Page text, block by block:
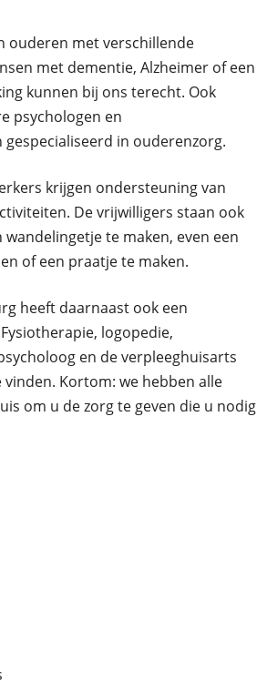
ouderen met verschillende
met dementie, Alzheimer of een
kunnen bij ons terecht. Ook
psychologen en
in ouderenzorg.
krijgen ondersteuning van
De vrijwilligers staan ook
te maken, even een
of een praatje te maken.
heeft daarnaast ook een
logopedie,
en de verpleeghuisarts
Kortom: we hebben alle
om u de zorg te geven die u nodig